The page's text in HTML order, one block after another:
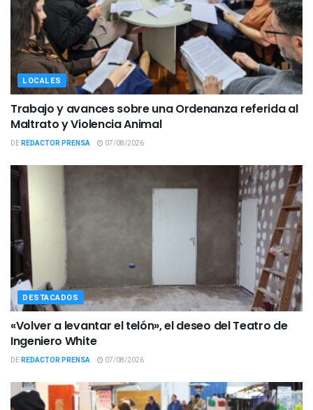
LOCALES
Trabajo y avances sobre una Ordenanza referida al
Maltrato y Violencia Animal
DEREDACTOR PRENSA 07/08/2026
DESTACADOS
«Volver a levantar el telón», el deseo del Teatro de
Ingeniero White
DEREDACTOR PRENSA 07/08/2026